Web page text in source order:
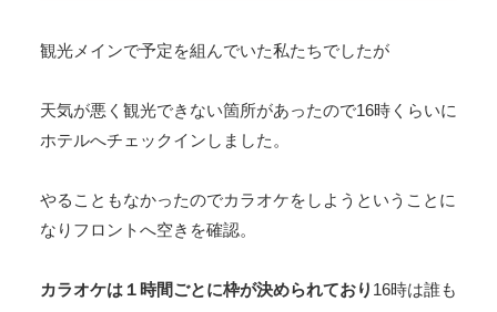
観光メインで予定を組んでいた私たちでしたが
天気が悪く観光できない箇所があったので16時くらいに
ホテルへチェックインしました。
やることもなかったのでカラオケをしようということに
なりフロントへ空きを確認。
カラオケは１時間ごとに枠が決められており 16時は誰も